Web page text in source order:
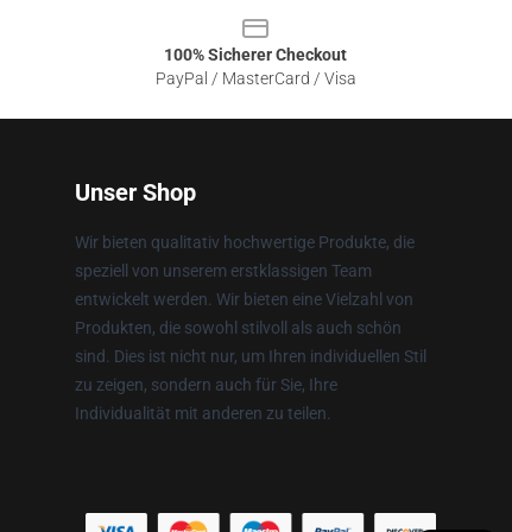
100% Sicherer Checkout
PayPal / MasterCard / Visa
Unser Shop
Wir bieten qualitativ hochwertige Produkte, die
speziell von unserem erstklassigen Team
entwickelt werden. Wir bieten eine Vielzahl von
Produkten, die sowohl stilvoll als auch schön
sind. Dies ist nicht nur, um Ihren individuellen Stil
zu zeigen, sondern auch für Sie, Ihre
Individualität mit anderen zu teilen.